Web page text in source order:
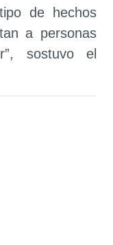
de hechos
a personas
sostuvo el